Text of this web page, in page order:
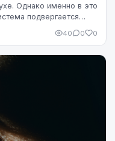
Однако именно в это
подвергается
40 0 0